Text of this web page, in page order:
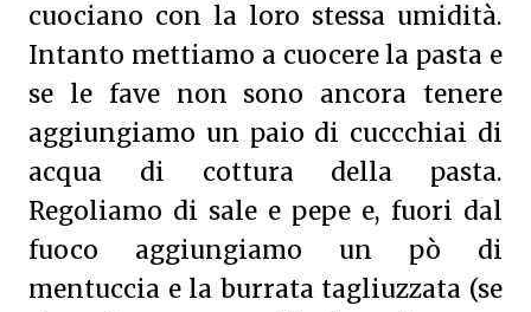
cuociano con la loro stessa umidità.
Intanto mettiamo a cuocere la pasta e
se le fave non sono ancora tenere
aggiungiamo un paio di cuccchiai di
acqua di cottura della pasta.
Regoliamo di sale e pepe e, fuori dal
fuoco aggiungiamo un pò di
mentuccia e la burrata tagliuzzata (se